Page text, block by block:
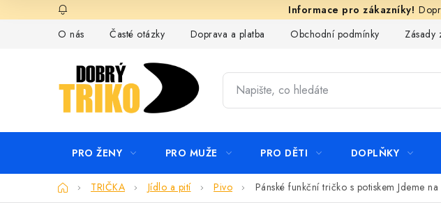
na
O nás
Časté otázky Doprava a platba Obchodní podmínky Zásady
PRO ŽENY PRO MUŽE PRO DĚTI DOPLŇKY
DomůTRIČKA Jídlo a pití Pivo Pánské funkční tričko s potiskem Jdeme